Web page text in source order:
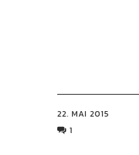
22. MAI 2015
1